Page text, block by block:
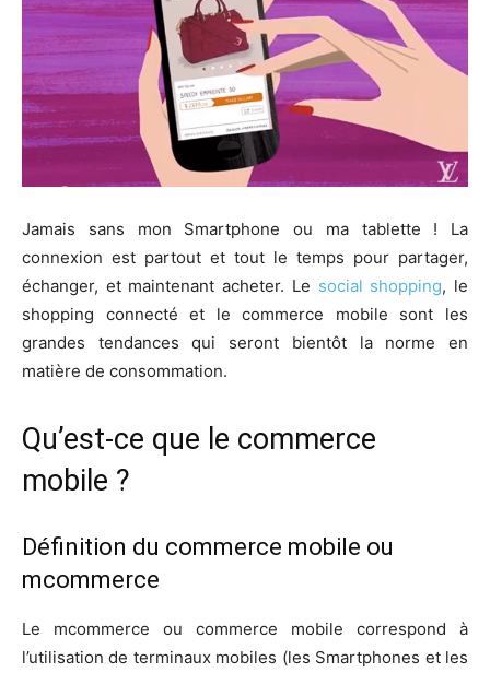
Jamais sans mon Smartphone ou ma tablette ! La
connexion est partout et tout le temps pour partager,
échanger, et maintenant acheter. Le social shopping, le
shopping connecté et le commerce mobile sont les
grandes tendances qui seront bientôt la norme en
matière de consommation.
Qu’est-ce que le commerce
mobile ?
Définition du commerce mobile ou
mcommerce
Le mcommerce ou commerce mobile correspond à
l’utilisation de terminaux mobiles (les Smartphones et les